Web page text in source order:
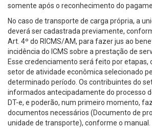
somente após o reconhecimento do
No caso de transporte de carga própria, a
deverá ser cadastrada previamente,
Art. 4º do RICMS/AM, para fazer jus ao
incidência do ICMS sobre a prestação de
Esse credenciamento será feito por etapas,
setor de atividade econômica selecionado
determinado período. Os contribuintes do
informados antecipadamente do processo
DT-e, e poderão, num primeiro momento,
documentos necessários (Documento de
unidade de transporte), conforme o manual.